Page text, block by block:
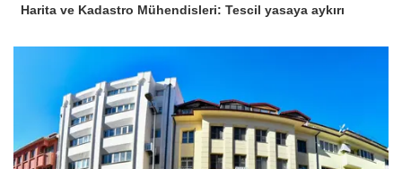
Harita ve Kadastro Mühendisleri: Tescil yasaya aykırı